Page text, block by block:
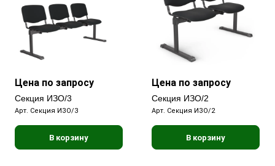
Цена по запросу
Секция ИЗО/3
Арт. Секция ИЗО/3
В корзину
Цена по запросу
Секция ИЗО/2
Арт. Секция ИЗО/2
В корзину